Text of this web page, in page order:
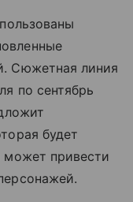
Сюжетная линия
по сентябрь
будет
может привести